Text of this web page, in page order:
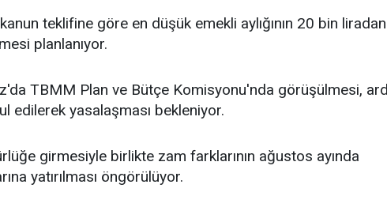
teklifine göre en düşük emekli aylığının 20 bin
planlanıyor.
TBMM Plan ve Bütçe Komisyonu'nda görüşülmesi,
edilerek yasalaşması bekleniyor.
girmesiyle birlikte zam farklarının ağustos ayında
yatırılması öngörülüyor.